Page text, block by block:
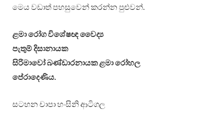
මෙය වඩාත් පහසුවෙන් කරන්න පුළුවන්.
ළමා රෝග විශේෂඥ වෛද්‍ය
පැතුම් දිසානායක
සිරිමාවෝ බණ්ඩාරනායක ළමා රෝහල
පේරාදෙණිය.
සටහන චාපා හංසිනි ආටිගල